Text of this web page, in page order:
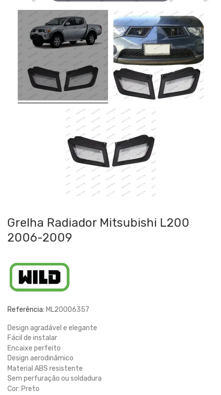
Grelha Radiador Mitsubishi L200
2006-2009
Referência: ML20006357
Design agradável e elegante
Fácil de instalar
Encaixe perfeito
Design aerodinâmico
Material ABS resistente
Sem perfuração ou soldadura
Cor: Preto